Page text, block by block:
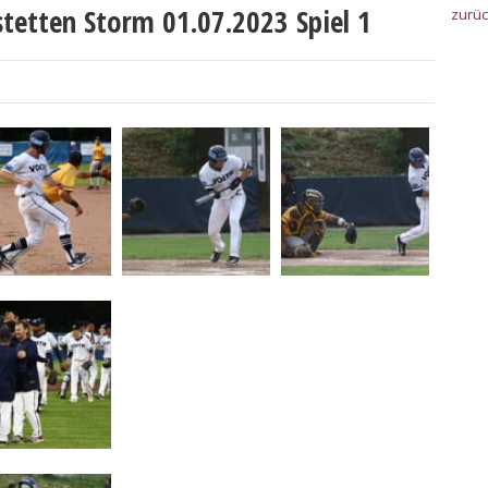
Storm 01.07.2023 Spiel 1